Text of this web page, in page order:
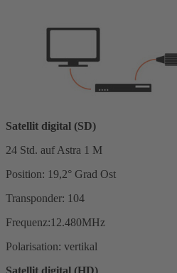
Satellit digital (SD)
24 Std. auf Astra 1 M
Position: 19,2° Grad Ost
Transponder: 104
Frequenz:12.480MHz
Polarisation: vertikal
Satellit digital (HD)